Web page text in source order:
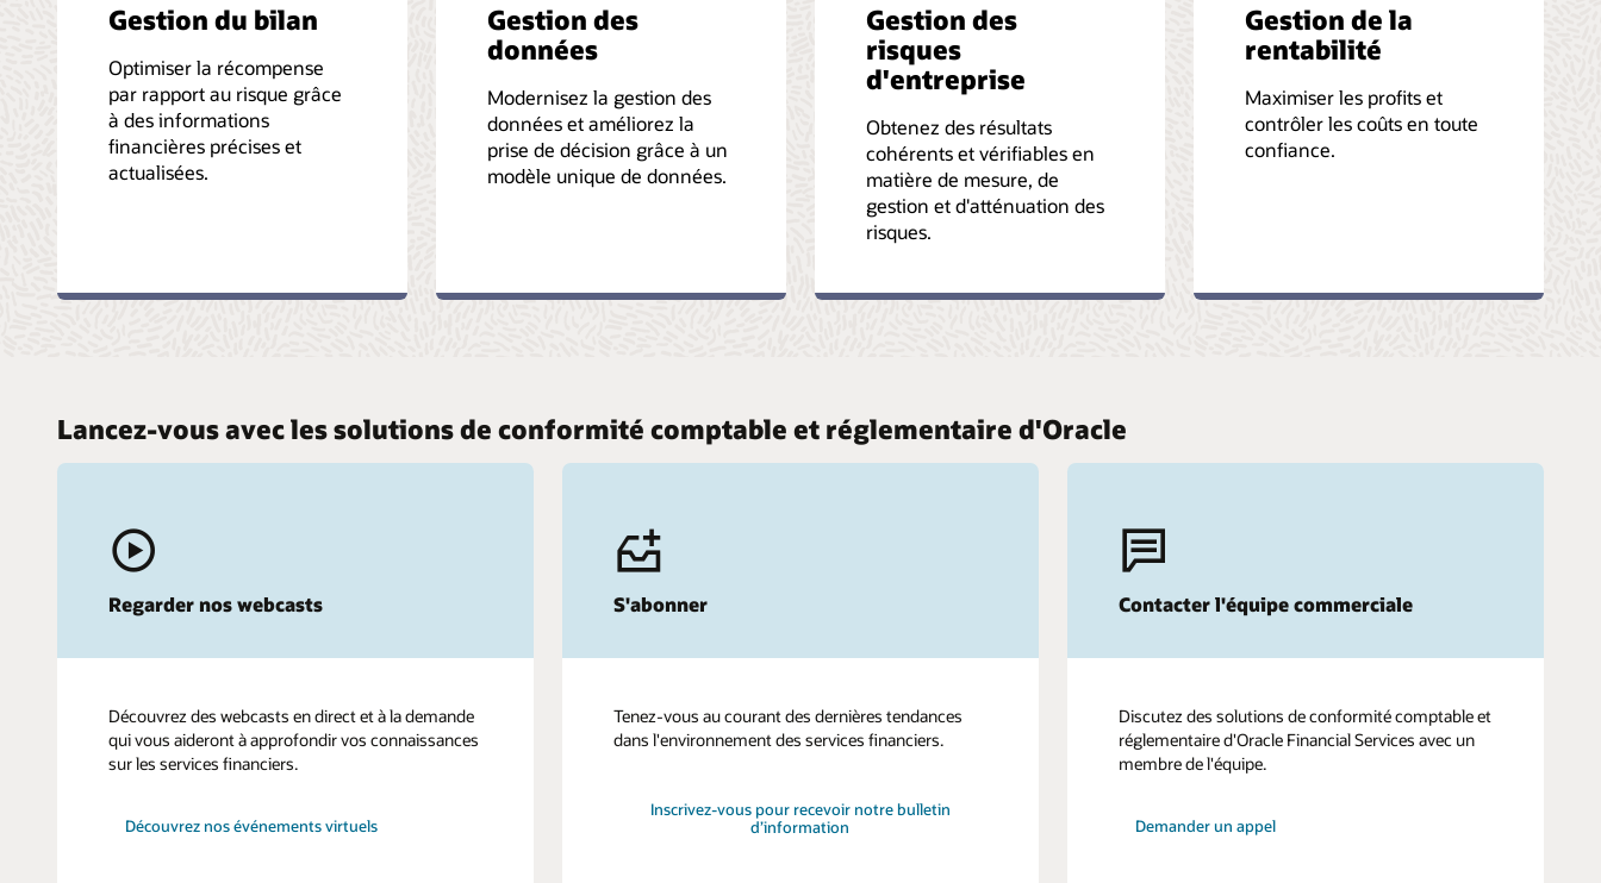
Gestion du bilan
Optimiser la récompense
par rapport au risque grâce
à des informations
financières précises et
actualisées.
Gestion des
données
Modernisez la gestion des
données et améliorez la
prise de décision grâce à un
modèle unique de données.
Gestion des
risques
d'entreprise
Obtenez des résultats
cohérents et vérifiables en
matière de mesure, de
gestion et d'atténuation des
risques.
Gestion de la
rentabilité
Maximiser les profits et
contrôler les coûts en toute
confiance.
Lancez-vous avec les solutions de conformité comptable et réglementaire d'Oracle
Regarder nos webcasts
Découvrez des webcasts en direct et à la demande
qui vous aideront à approfondir vos connaissances
sur les services financiers.
Découvrez nos événements virtuels
S'abonner
Tenez-vous au courant des dernières tendances
dans l'environnement des services financiers.
Inscrivez-vous pour recevoir notre bulletin
d’information
Contacter l'équipe commerciale
Discutez des solutions de conformité comptable et
réglementaire d'Oracle Financial Services avec un
membre de l'équipe.
Demander un appel